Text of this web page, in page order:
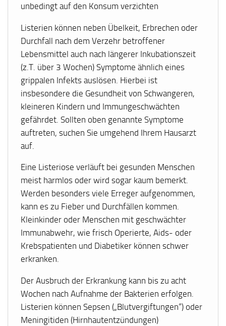
unbedingt auf den Konsum verzichten
Listerien können neben Übelkeit, Erbrechen oder
Durchfall nach dem Verzehr betroffener
Lebensmittel auch nach längerer Inkubationszeit
(z.T. über 3 Wochen) Symptome ähnlich eines
grippalen Infekts auslösen. Hierbei ist
insbesondere die Gesundheit von Schwangeren,
kleineren Kindern und Immungeschwächten
gefährdet. Sollten oben genannte Symptome
auftreten, suchen Sie umgehend Ihrem Hausarzt
auf.
Eine Listeriose verläuft bei gesunden Menschen
meist harmlos oder wird sogar kaum bemerkt.
Werden besonders viele Erreger aufgenommen,
kann es zu Fieber und Durchfällen kommen.
Kleinkinder oder Menschen mit geschwächter
Immunabwehr, wie frisch Operierte, Aids- oder
Krebspatienten und Diabetiker können schwer
erkranken.
Der Ausbruch der Erkrankung kann bis zu acht
Wochen nach Aufnahme der Bakterien erfolgen.
Listerien können Sepsen („Blutvergiftungen“) oder
Meningitiden (Hirnhautentzündungen)